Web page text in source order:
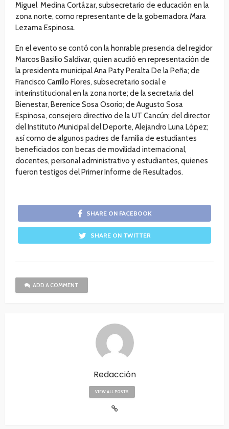
Miguel Medina Cortázar, subsecretario de educación en la
zona norte, como representante de la gobernadora Mara
Lezama Espinosa.
En el evento se contó con la honrable presencia del regidor
Marcos Basilio Saldivar, quien acudió en representación de
la presidenta municipal Ana Paty Peralta De la Peña; de
Francisco Carrillo Flores, subsecretario social e
interinstitucional en la zona norte; de la secretaria del
Bienestar, Berenice Sosa Osorio; de Augusto Sosa
Espinosa, consejero directivo de la UT Cancún; del director
del Instituto Municipal del Deporte, Alejandro Luna López;
así como de algunos padres de familia de estudiantes
beneficiados con becas de movilidad internacional,
docentes, personal administrativo y estudiantes, quienes
fueron testigos del Primer Informe de Resultados.
SHARE ON FACEBOOK
SHARE ON TWITTER
ADD A COMMENT
Redacción
VIEW ALL POSTS